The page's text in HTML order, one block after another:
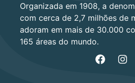
Organizada em 1908, a
com cerca de 2,7 milhões de
adoram em mais de 30.000
165 áreas do mundo.